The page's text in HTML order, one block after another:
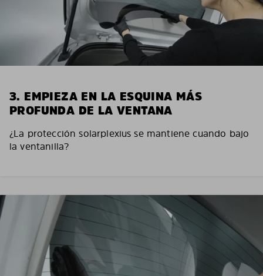
3. EMPIEZA EN LA ESQUINA MÁS
PROFUNDA DE LA VENTANA
¿La protección solarplexius se mantiene cuando bajo
la ventanilla?